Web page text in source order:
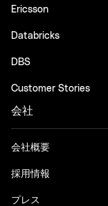
Ericsson
Databricks
DBS
Customer Stories
会社
会社概要
採用情報
プレス